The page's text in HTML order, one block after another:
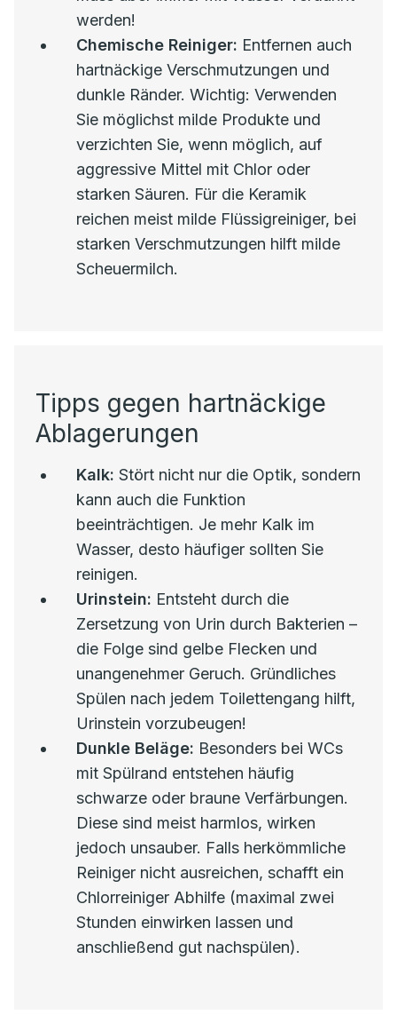
werden!
Chemische Reiniger: Entfernen auch
hartnäckige Verschmutzungen und
dunkle Ränder. Wichtig: Verwenden
Sie möglichst milde Produkte und
verzichten Sie, wenn möglich, auf
aggressive Mittel mit Chlor oder
starken Säuren. Für die Keramik
reichen meist milde Flüssigreiniger, bei
starken Verschmutzungen hilft milde
Scheuermilch.
Tipps gegen hartnäckige
Ablagerungen
Kalk: Stört nicht nur die Optik, sondern
kann auch die Funktion
beeinträchtigen. Je mehr Kalk im
Wasser, desto häufiger sollten Sie
reinigen.
Urinstein: Entsteht durch die
Zersetzung von Urin durch Bakterien –
die Folge sind gelbe Flecken und
unangenehmer Geruch. Gründliches
Spülen nach jedem Toilettengang hilft,
Urinstein vorzubeugen!
Dunkle Beläge: Besonders bei WCs
mit Spülrand entstehen häufig
schwarze oder braune Verfärbungen.
Diese sind meist harmlos, wirken
jedoch unsauber. Falls herkömmliche
Reiniger nicht ausreichen, schafft ein
Chlorreiniger Abhilfe (maximal zwei
Stunden einwirken lassen und
anschließend gut nachspülen).